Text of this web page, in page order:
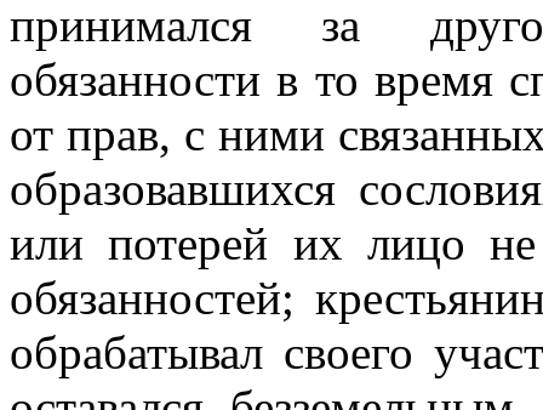
принимался за
обязанности в то время
от прав, с ними
образовавшихся
или потерей их лицо
обязанностей;
обрабатывал своего